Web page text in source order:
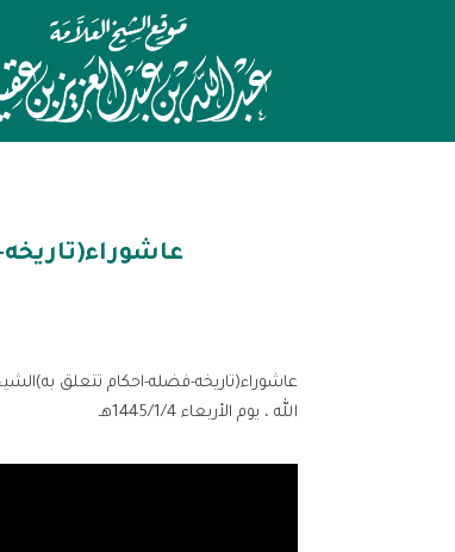
عاشوراء(تاريخه-فضله-احكام تتعلق
الله ، يوم الأربعاء 1445/1/4هـ